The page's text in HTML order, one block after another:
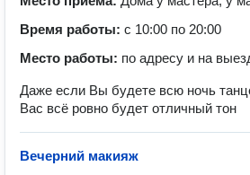
Время работы: с 10:00 по 20:00
Место работы: по адресу и на
Даже если Вы будете всю ночь
Вас всё ровно будет отличный тон
Вечерний макияж